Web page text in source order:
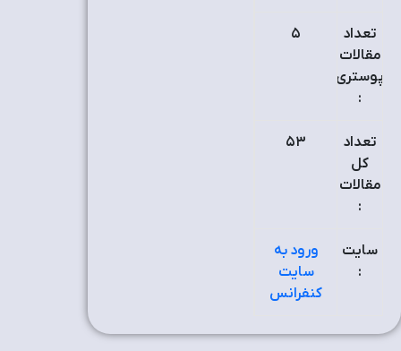
تعداد
مقالات
پوستری
:
۵
تعداد
کل
مقالات
:
۵٣
سایت
:
ورود به
سایت
کنفرانس